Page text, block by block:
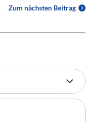
Zum nächsten Beitrag